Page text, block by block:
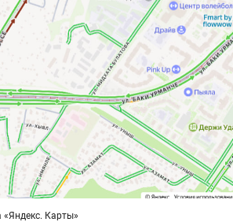
«Яндекс. Карты»